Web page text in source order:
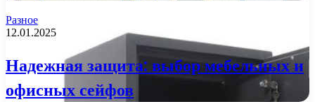
Разное
12.01.2025
Надежная защита: выбор мебельных и
офисных сейфов